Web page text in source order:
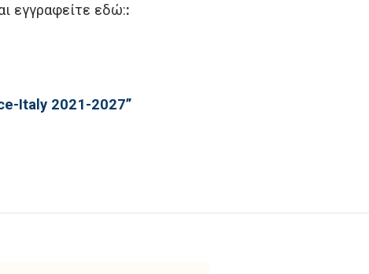
εγγραφείτε εδώ::
Italy 2021-2027”